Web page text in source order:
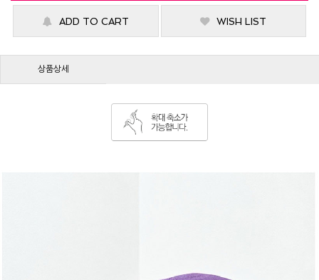
ADD TO CART WISH LIST
상품상세